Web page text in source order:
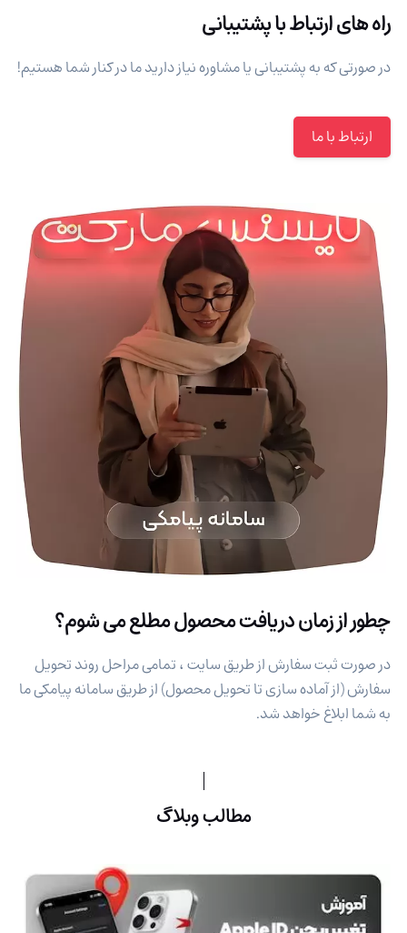
راه های ارتباط با پشتیبانی
در صورتی که به پشتیبانی یا مشاوره نیاز دارید ما در کنار شما هستیم!
ارتباط با ما
چطور از زمان دریافت محصول مطلع می شوم؟
در صورت ثبت سفارش از طریق سایت ، تمامی مراحل روند تحویل
سفارش (از آماده سازی تا تحویل محصول) از طریق سامانه پیامکی ما
به شما ابلاغ خواهد شد.
مطالب وبلاگ